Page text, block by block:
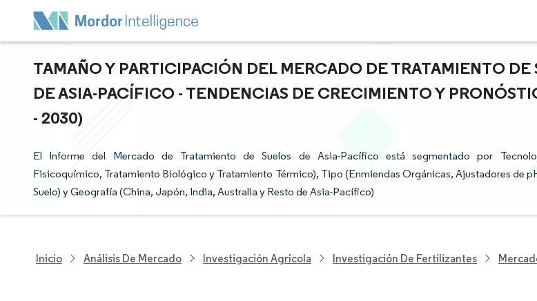
TAMAÑO Y PARTICIPACIÓN DEL MERCADO DE TRATAMIENTO DE
DE ASIA-PACÍFICO - TENDENCIAS DE CRECIMIENTO Y
- 2030)
El Informe del Mercado de Tratamiento de Suelos de Asia-Pacífico está segmentado por
Fisicoquímico, Tratamiento Biológico y Tratamiento Térmico), Tipo (Enmiendas Orgánicas, Ajustadores de
Suelo) y Geografía (China, Japón, India, Australia y Resto de Asia-Pacífico)
Inicio Análisis De Mercado Investigación Agrícola Investigación De Fertilizantes